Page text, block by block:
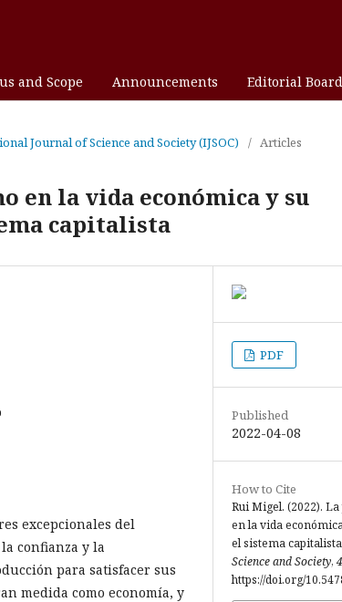
and Scope Announcements Editorial Board
Journal of Science and Society (IJSOC) / Articles
en la vida económica y su
capitalista
excepcionales del
confianza y la
para satisfacer sus
medida como economía, y
PDF
Published
2022-04-08
How to Cite
Rui Migel. (2022).
en la vida
el sistema
Science and Society, 4
https://doi.org/